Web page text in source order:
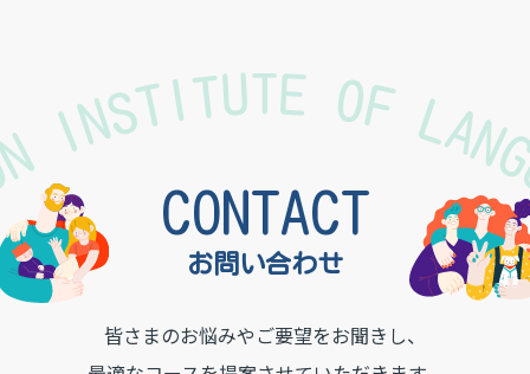
INSTITUTE OF
お問い合わせ
CONTACT
皆さまのお悩みやご要望をお聞きし、